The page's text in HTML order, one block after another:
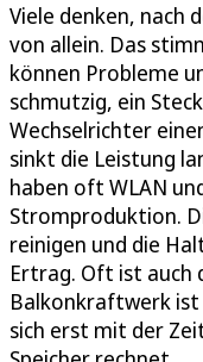
Viele denken, nach
von allein. Das
können Probleme
schmutzig, ein
Wechselrichter
sinkt die Leistung
haben oft WLAN
Stromproduktion.
reinigen und die
Ertrag. Oft ist auch
Balkonkraftwerk
sich erst mit der